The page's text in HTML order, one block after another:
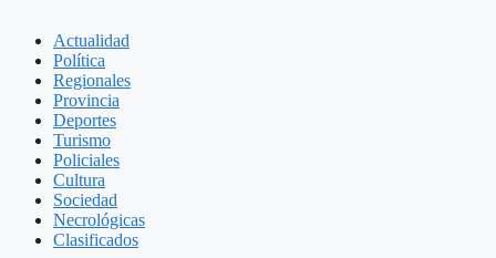
Actualidad
Política
Regionales
Provincia
Deportes
Turismo
Policiales
Cultura
Sociedad
Necrológicas
Clasificados